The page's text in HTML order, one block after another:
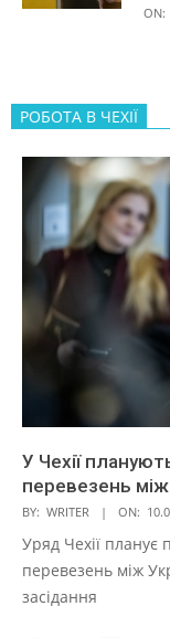
ON:
РОБОТА В ЧЕХІЇ
У Чехії
перевезень
BY: WRITER ON:
Уряд Чехії планує
перевезень між
засідання